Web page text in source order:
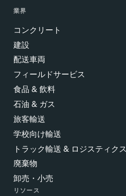
業界
コンクリート
建設
配送車両
フィールドサービス
食品 & 飲料
石油 & ガス
旅客輸送
学校向け輸送
トラック輸送 & ロジスティクス
廃棄物
卸売・小売
リソース